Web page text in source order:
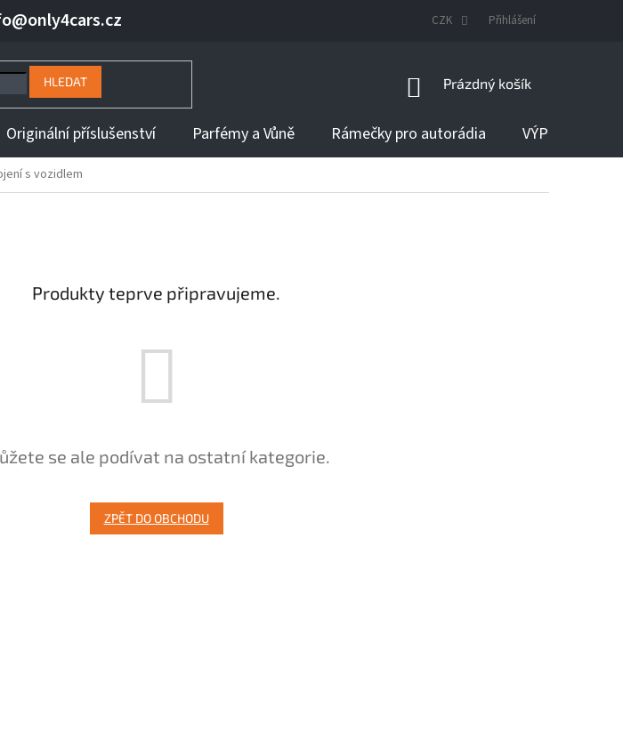
SMLOUVY INFORMACE K DOBĚ DODÁNÍ ZBOŽÍ CZK Přihlášení
HLEDAT
NÁKUPNÍ
Prázdný košík
Originální příslušenství Parfémy a Vůně Rámečky pro autorádia VÝPRODEJ
s vozidlem
Produkty teprve připravujeme.
se ale podívat na ostatní kategorie.
ZPĚT DO OBCHODU